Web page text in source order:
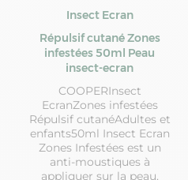
Insect Ecran
Répulsif cutané Zones
infestées 50ml Peau
insect-ecran
COOPERInsect
EcranZones infestées
Répulsif cutanéAdultes et
enfants50ml Insect Ecran
Zones Infestées est un
anti-moustiques à
appliquer sur la peau,